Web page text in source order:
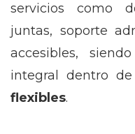
servicios como
juntas, soporte
accesibles,
integral dentro
flexibles.